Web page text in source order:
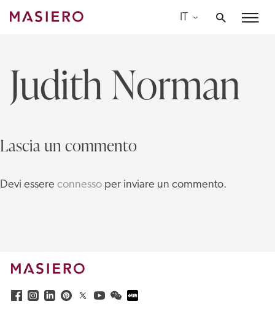
Skip
IT
Judith Norman
Lascia un commento
Devi essere connesso per inviare un commento.